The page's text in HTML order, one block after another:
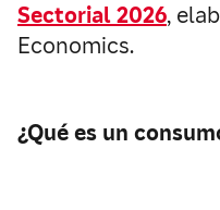
Sectorial 2026,
Economics.
¿Qué es un